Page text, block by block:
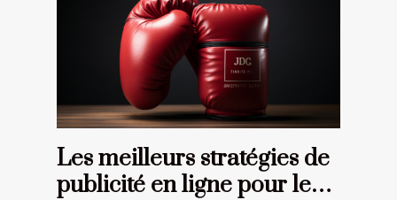
Les meilleurs stratégies de
publicité en ligne pour les